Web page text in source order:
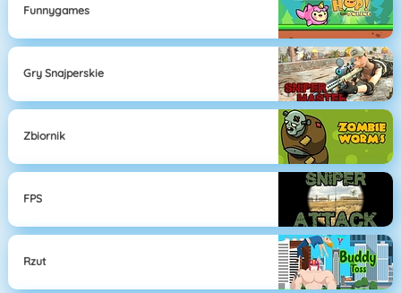
Funnygames
Gry Snajperskie
Zbiornik
FPS
Rzut